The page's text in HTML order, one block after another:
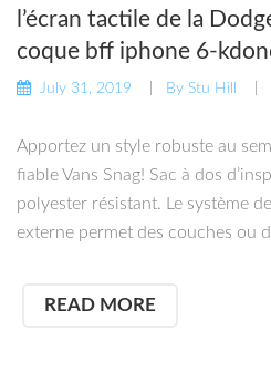
l’écran tactile de la
coque bff iphone 6-
July 31, 2019 By Stu Hill
Apportez un style robuste au
fiable Vans Snag! Sac à dos
polyester résistant. Le système
externe permet des couches ou
READ MORE